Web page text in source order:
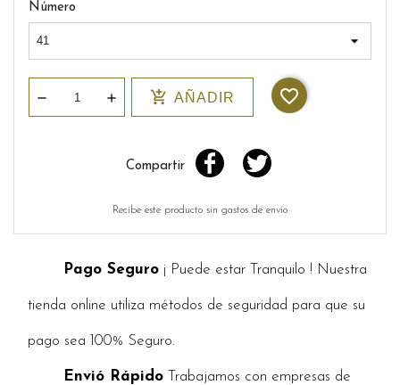
Número
add_shopping_cart AÑADIR favorite_border
Compartir
Recibe este producto sin gastos de envío
Pago Seguro ¡ Puede estar Tranquilo ! Nuestra
tienda online utiliza métodos de seguridad para que su
pago sea 100% Seguro.
Envió Rápido Trabajamos con empresas de